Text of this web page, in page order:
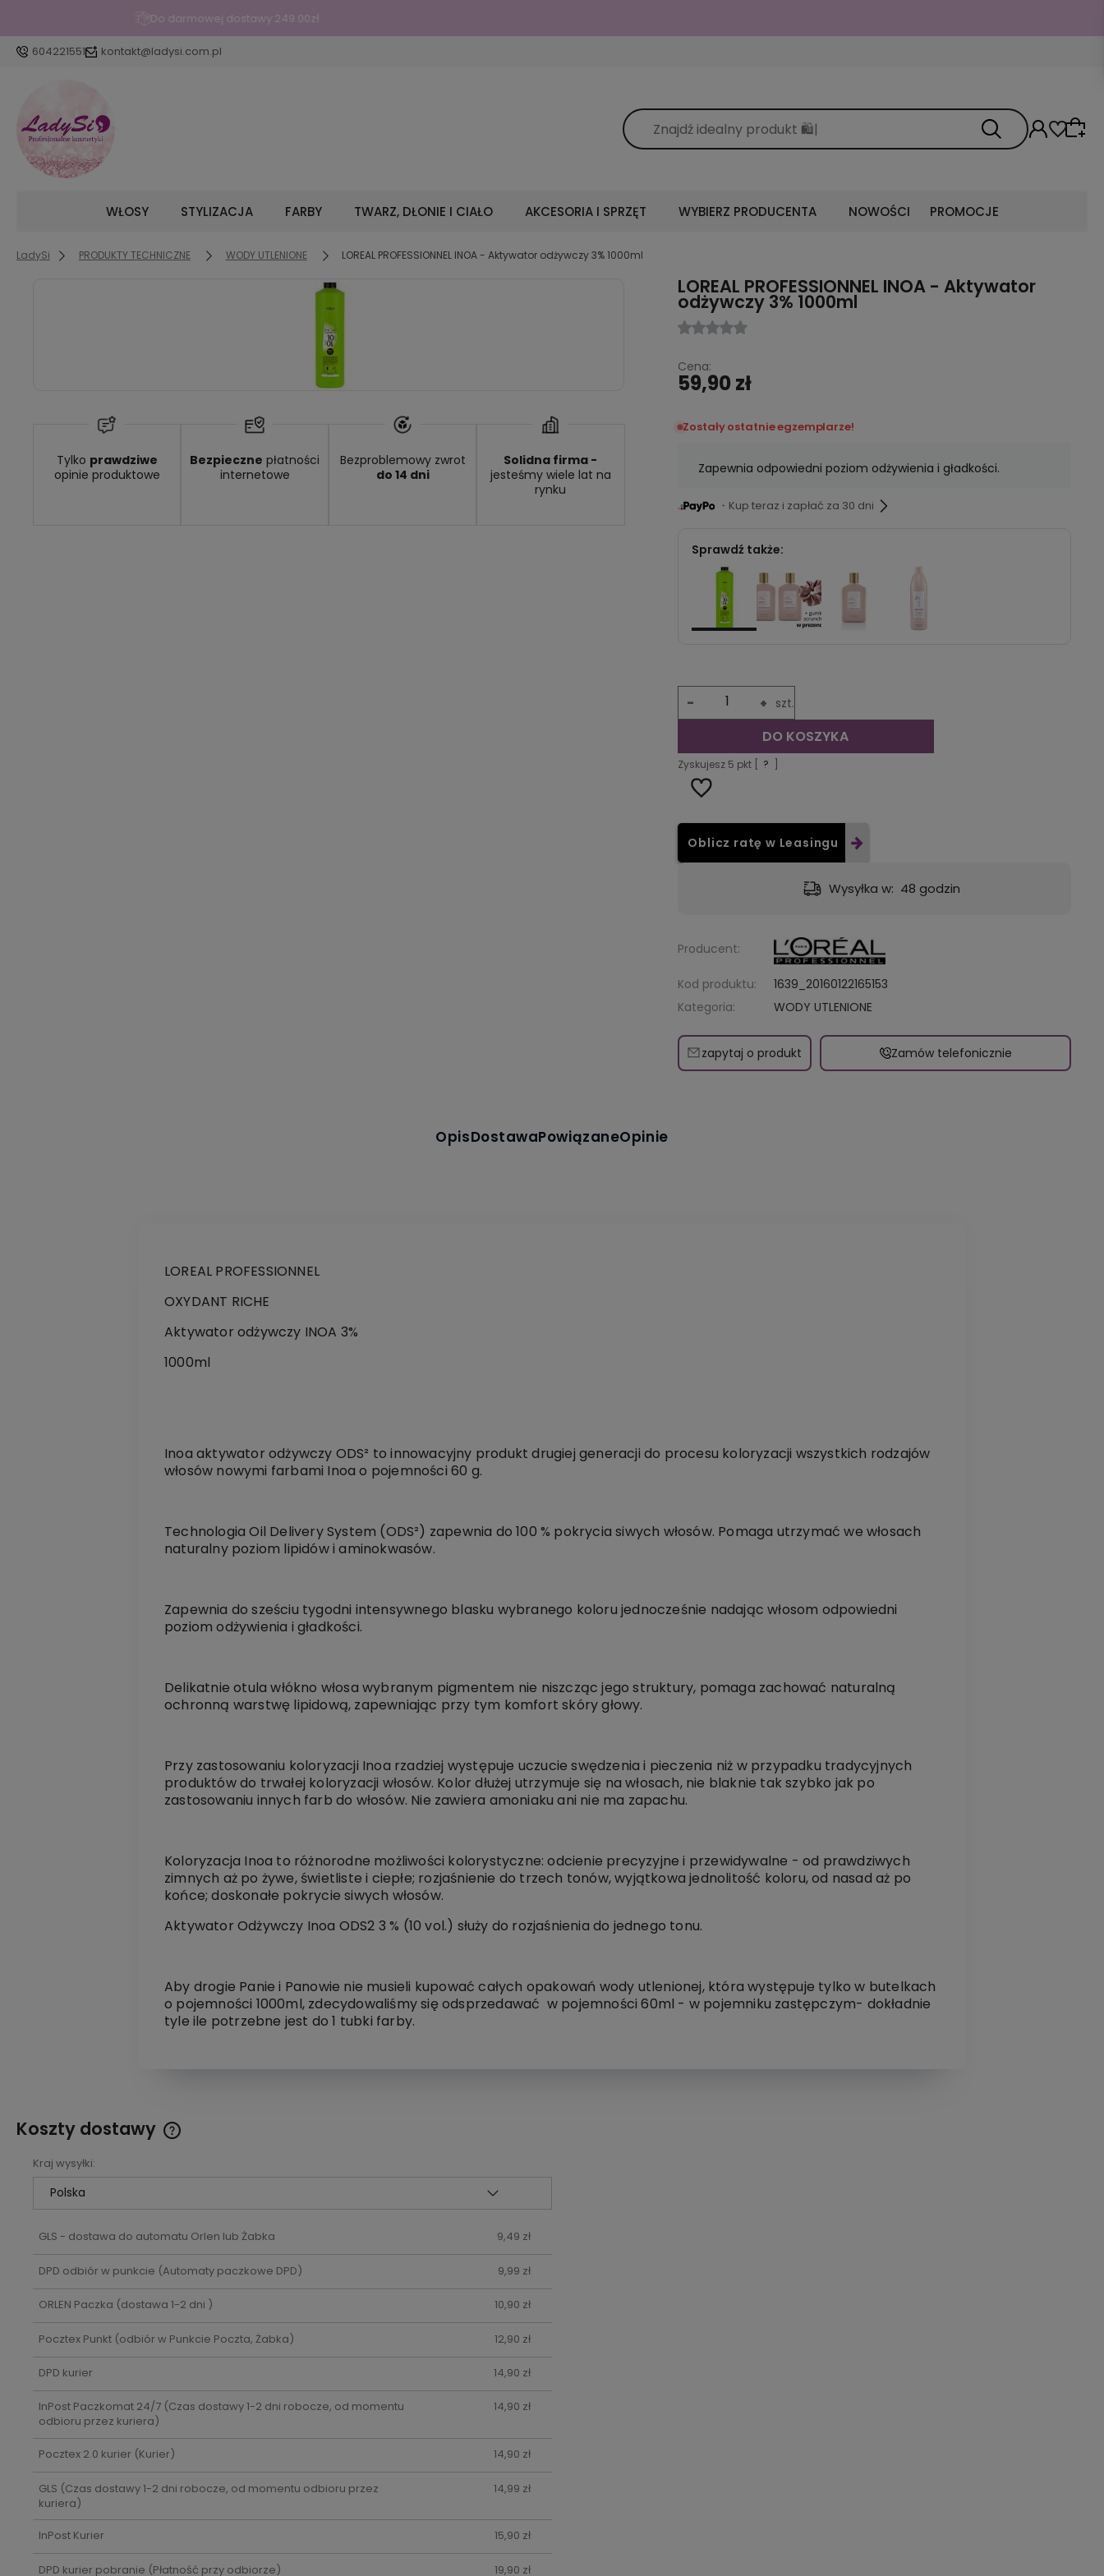
604221551 kontakt@ladysi.com.pl
WŁOSY STYLIZACJA FARBY TWARZ, DŁONIE I CIAŁO AKCESORIA I SPRZĘT WYBIERZ PRODUCENTA NOWOŚCI PROMOCJE
LadySi PRODUKTY TECHNICZNE WODY UTLENIONE LOREAL PROFESSIONNEL INOA - Aktywator odżywczy 3% 1000ml
Tylko prawdziwe
opinie produktowe
Bezpieczne płatności
internetowe
Bezproblemowy zwrot
do 14 dni
Solidna firma -
jesteśmy wiele lat na
rynku
LOREAL PROFESSIONNEL INOA - Aktywator
odżywczy 3% 1000ml
Cena:
59,90 zł
Zostały ostatnie egzemplarze!
Zapewnia odpowiedni poziom odżywienia i gładkości.
・Kup teraz i zapłać za 30 dni
Sprawdź także:
+
- szt.
DO KOSZYKA
Zyskujesz 5 pkt [ ?
Oblicz ratę w Leasingu
od 9,49 zł- GLS - dostawa do automatu Orlen lub Żabka
Producent:
Kod produktu:
1639_20160122165153
Kategoria:
WODY UTLENIONE
zapytaj o produkt Zamów telefonicznie
OpisDostawaPowiązaneOpinie
LOREAL PROFESSIONNEL
OXYDANT RICHE
Aktywator odżywczy INOA 3%
1000ml
Inoa aktywator odżywczy ODS² to innowacyjny produkt drugiej generacji do procesu koloryzacji wszystkich rodzajów
włosów nowymi farbami Inoa o pojemności 60 g.
Technologia Oil Delivery System (ODS²) zapewnia do 100 % pokrycia siwych włosów. Pomaga utrzymać we włosach
naturalny poziom lipidów i aminokwasów.
Zapewnia do sześciu tygodni intensywnego blasku wybranego koloru jednocześnie nadając włosom odpowiedni
poziom odżywienia i gładkości.
Delikatnie otula włókno włosa wybranym pigmentem nie niszcząc jego struktury, pomaga zachować naturalną
ochronną warstwę lipidową, zapewniając przy tym komfort skóry głowy.
Przy zastosowaniu koloryzacji Inoa rzadziej występuje uczucie swędzenia i pieczenia niż w przypadku tradycyjnych
produktów do trwałej koloryzacji włosów. Kolor dłużej utrzymuje się na włosach, nie blaknie tak szybko jak po
zastosowaniu innych farb do włosów. Nie zawiera amoniaku ani nie ma zapachu.
Koloryzacja Inoa to różnorodne możliwości kolorystyczne: odcienie precyzyjne i przewidywalne - od prawdziwych
zimnych aż po żywe, świetliste i ciepłe; rozjaśnienie do trzech tonów, wyjątkowa jednolitość koloru, od nasad aż po
końce; doskonałe pokrycie siwych włosów.
Aktywator Odżywczy Inoa ODS2 3 % (10 vol.) służy do rozjaśnienia do jednego tonu.
Aby drogie Panie i Panowie nie musieli kupować całych opakowań wody utlenionej, która występuje tylko w butelkach
o pojemności 1000ml, zdecydowaliśmy się odsprzedawać w pojemności 60ml - w pojemniku zastępczym- dokładnie
tyle ile potrzebne jest do 1 tubki farby.
Koszty dostawy
Kraj wysyłki:
GLS - dostawa do automatu Orlen lub Żabka 9,49 zł
DPD odbiór w punkcie (Automaty paczkowe DPD) 9,99 zł
ORLEN Paczka (dostawa 1-2 dni ) 10,90 zł
Pocztex Punkt (odbiór w Punkcie Poczta, Żabka) 12,90 zł
DPD kurier 14,90 zł
InPost Paczkomat 24/7(Czas dostawy 1-2 dni robocze, od momentu
odbioru przez kuriera)
14,90 zł
Pocztex 2.0 kurier (Kurier) 14,90 zł
GLS (Czas dostawy 1-2 dni robocze, od momentu odbioru przez
kuriera)
14,99 zł
InPost Kurier 15,90 zł
DPD kurier pobranie (Płatność przy odbiorze) 19,90 zł